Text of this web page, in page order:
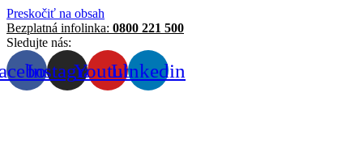
Preskočiť na obsah
Bezplatná infolinka: 0800 221 500
Sledujte nás:
InstagramYoutubeLinkedin